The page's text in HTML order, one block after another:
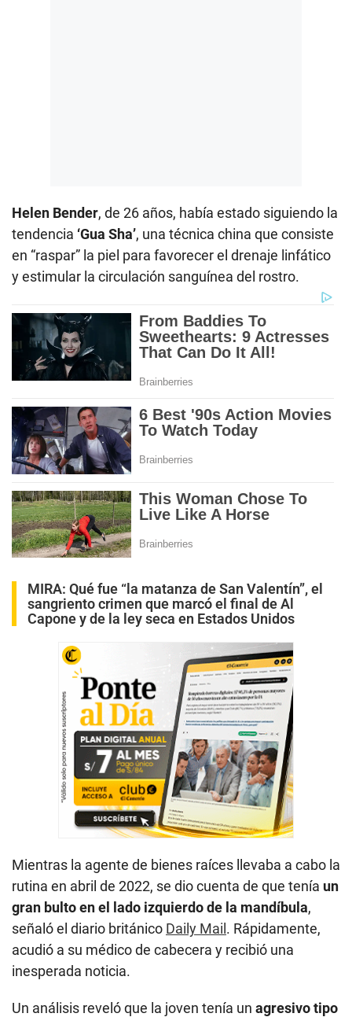
Helen Bender, de 26 años, había estado siguiendo la
tendencia ‘Gua Sha’, una técnica china que consiste
en “raspar” la piel para favorecer el drenaje linfático
y estimular la circulación sanguínea del rostro.
MIRA: Qué fue “la matanza de San Valentín”, el
sangriento crimen que marcó el final de Al
Capone y de la ley seca en Estados Unidos
Mientras la agente de bienes raíces llevaba a cabo la
rutina en abril de 2022, se dio cuenta de que tenía un
gran bulto en el lado izquierdo de la mandíbula,
señaló el diario británico Daily Mail . Rápidamente,
acudió a su médico de cabecera y recibió una
inesperada noticia.
Un análisis reveló que la joven tenía un agresivo tipo